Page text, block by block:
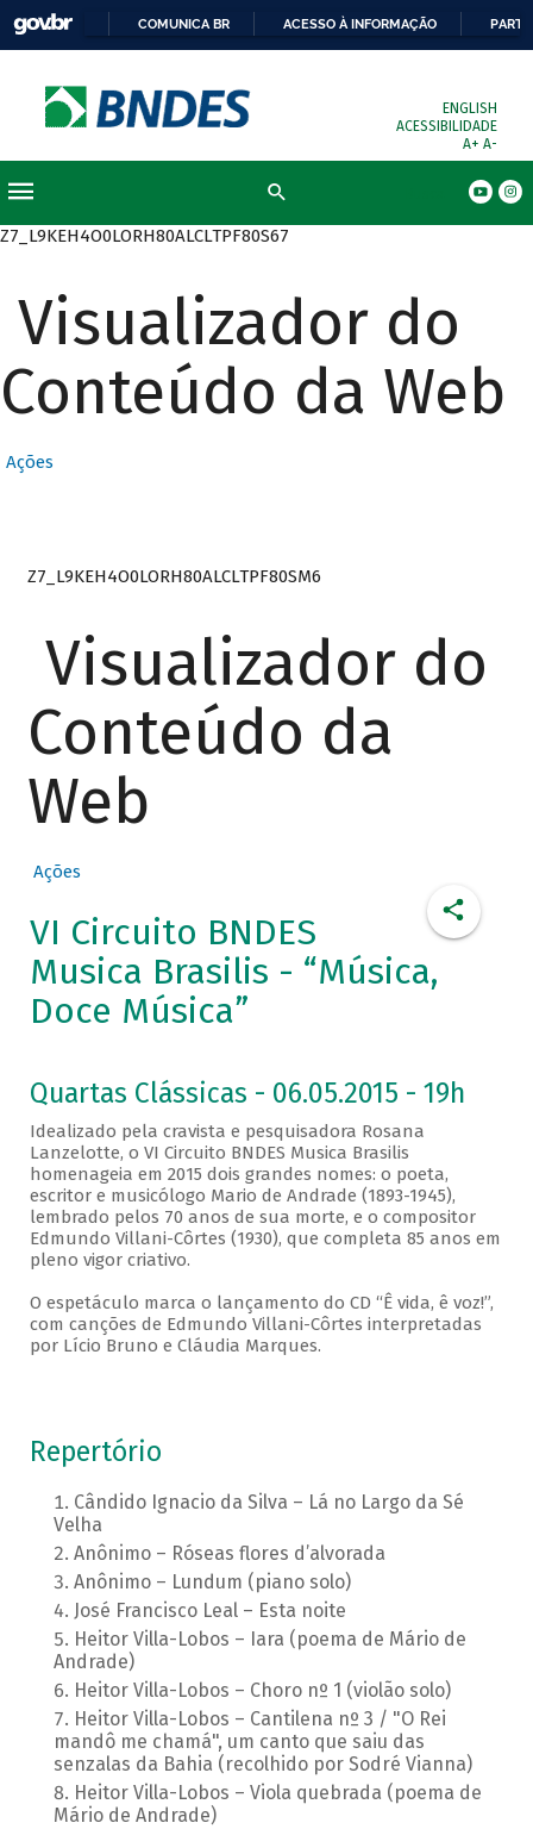
COMUNICA BR ACESSO À INFORMAÇÃO
ENGLISH
ACESSIBILIDADE
A+ A-
Z7_L9KEH4O0LORH80ALCLTPF80S67
Visualizador do
Conteúdo da Web
Ações
Z7_L9KEH4O0LORH80ALCLTPF80SM6
Visualizador do
Conteúdo da
Web
Ações
VI Circuito BNDES
Musica Brasilis - “Música,
Doce Música”
Quartas Clássicas - 06.05.2015 - 19h
Idealizado pela cravista e pesquisadora Rosana
Lanzelotte, o VI Circuito BNDES Musica Brasilis
homenageia em 2015 dois grandes nomes: o poeta,
escritor e musicólogo Mario de Andrade (1893-1945),
lembrado pelos 70 anos de sua morte, e o compositor
Edmundo Villani-Côrtes (1930), que completa 85 anos em
pleno vigor criativo.
O espetáculo marca o lançamento do CD “Ê vida, ê voz!”,
com canções de Edmundo Villani-Côrtes interpretadas
por Lício Bruno e Cláudia Marques.
Repertório
Cândido Ignacio da Silva – Lá no Largo da Sé
Velha
Anônimo – Róseas flores d’alvorada
Anônimo – Lundum (piano solo)
José Francisco Leal – Esta noite
Heitor Villa-Lobos – Iara (poema de Mário de
Andrade)
Heitor Villa-Lobos – Choro nº 1 (violão solo)
Heitor Villa-Lobos – Cantilena nº 3 / "O Rei
mandô me chamá", um canto que saiu das
senzalas da Bahia (recolhido por Sodré Vianna)
Heitor Villa-Lobos – Viola quebrada (poema de
Mário de Andrade)